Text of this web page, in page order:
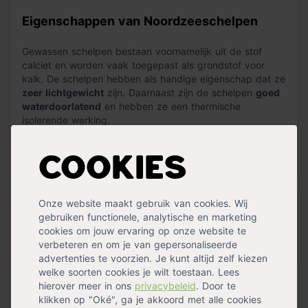
Cookies
Onze website maakt gebruik van cookies. Wij
gebruiken functionele, analytische en marketing
cookies om jouw ervaring op onze website te
verbeteren en om je van gepersonaliseerde
advertenties te voorzien. Je kunt altijd zelf kiezen
welke soorten cookies je wilt toestaan. Lees
hierover meer in ons privacybeleid. Door te
klikken op "Oké", ga je akkoord met alle cookies
Eigenschappen van Noordzeeschelpen
Gewassen schelpen bestaan voornamelijk uit de stof
calciet en worden vaak toegepast als grondstof voor
kalk. De schelpen hebben als handige eigenschap dat ze
zeer lichtgewicht zijn. Daarnaast zijn de schelpen goed
waterdoorlatend en hebben ze een thermische
isolerende werking.
Lees meer »
ongeveer 800 kg. De mini bag bestaat uit 0.5 m3
schelpen en weegt ongeveer 400 kg. Als je een
meter ongeveer 40 kg, of 0.05 m3, van de schelpen
nodig. De big bag is goed voor ongeveer20 vierkante
meter.
Specificaties
Inhoud 0,5 m³,1 m³
Kleur
Donkerbruin,Zandkleur,Bruin
Handig voor erbij